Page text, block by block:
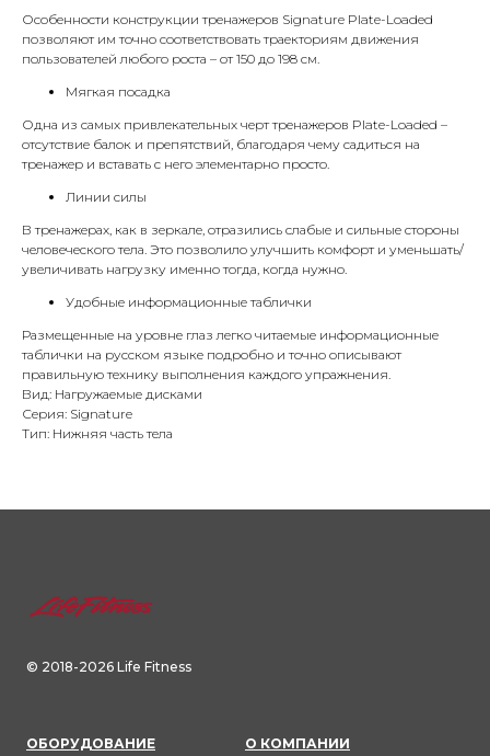
Особенности конструкции тренажеров Signature Plate-Loaded
позволяют им точно соответствовать траекториям движения
пользователей любого роста – от 150 до 198 см.
Мягкая посадка
Одна из самых привлекательных черт тренажеров Plate-Loaded –
отсутствие балок и препятствий, благодаря чему садиться на
тренажер и вставать с него элементарно просто.
Линии силы
В тренажерах, как в зеркале, отразились слабые и сильные стороны
человеческого тела. Это позволило улучшить комфорт и уменьшать/
увеличивать нагрузку именно тогда, когда нужно.
Удобные информационные таблички
Размещенные на уровне глаз легко читаемые информационные
таблички на русском языке подробно и точно описывают
правильную технику выполнения каждого упражнения.
Вид: Нагружаемые дисками
Серия: Signature
Тип: Нижняя часть тела
© 2018-2026 Life Fitness
ОБОРУДОВАНИЕ О КОМПАНИИ